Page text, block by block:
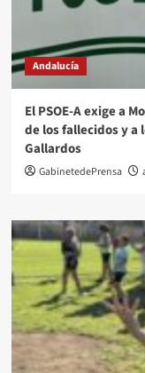
Andalucía
El PSOE-A exige a
de los fallecidos y a
Gallardos
GabinetedePrensa